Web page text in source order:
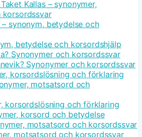
Kallas – synonymer,
synonym, betydelse och
betydelse och korsordshjälp
Synonymer och korsordssvar
Synonymer och korsordssvar
korsordslösning och förklaring
motsatsord och
korsordslösning och förklaring
korsord och betydelse
motsatsord och korsordssvar
motsatsord och korsordssvar